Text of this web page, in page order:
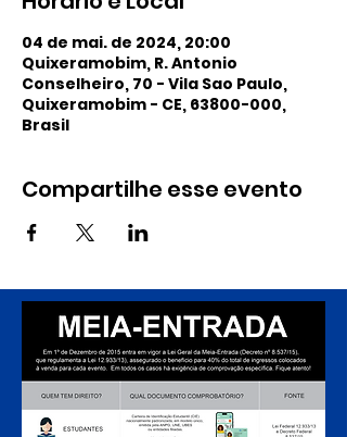
04 de mai. de 2024, 20:00
Quixeramobim, R. Antonio
Conselheiro, 70 - Vila Sao Paulo,
Quixeramobim - CE, 63800-000,
Brasil
Compartilhe esse evento